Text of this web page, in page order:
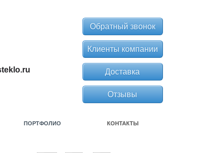
Обратный звонок
Клиенты компании
Доставка
Отзывы
ПОРТФОЛИО КОНТАКТЫ